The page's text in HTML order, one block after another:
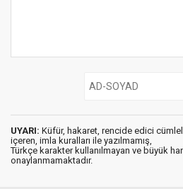
UYARI: Küfür, hakaret, rencide edici
içeren, imla kuralları ile yazılmamış,
Türkçe karakter kullanılmayan ve büyük
onaylanmamaktadır.